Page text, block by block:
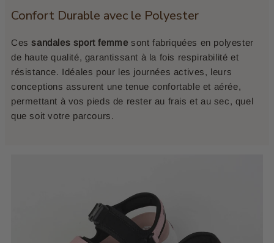
Confort Durable avec le Polyester
Cessandales sport femmesont fabriquées en polyester
de haute qualité, garantissant à la fois respirabilité et
résistance. Idéales pour les journées actives, leurs
conceptions assurent une tenue confortable et aérée,
permettant à vos pieds de rester au frais et au sec, quel
que soit votre parcours.